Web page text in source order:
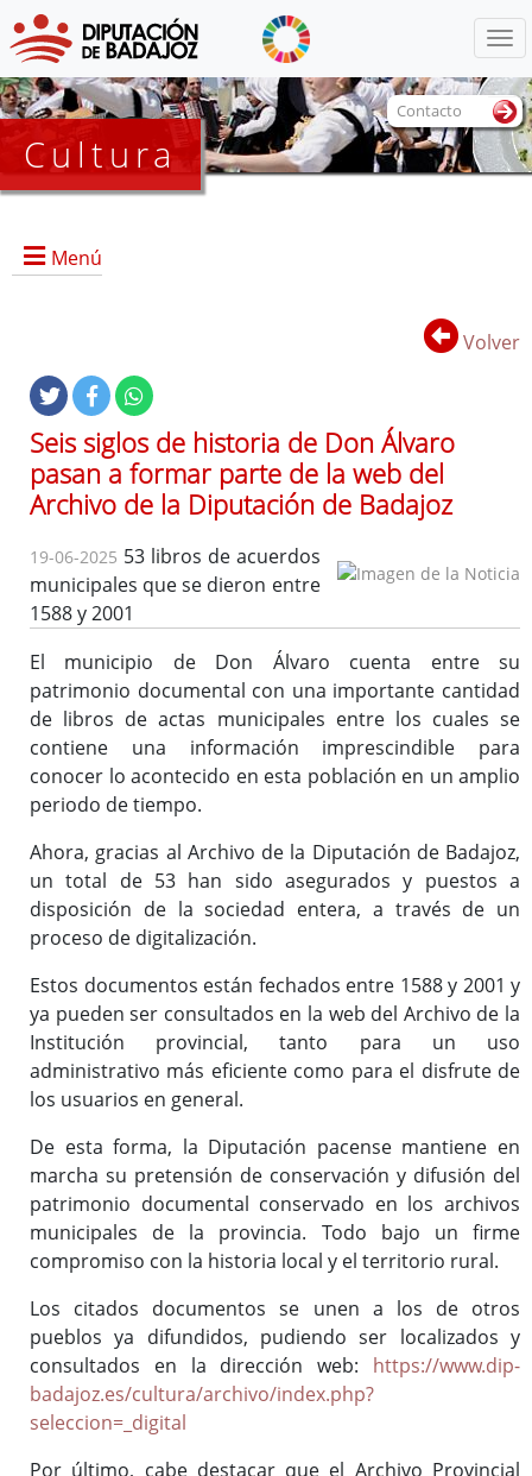
Cultura
Menú
Portada
Dirección, contacto, horario, funciones, local e instalaciones,
y servicios.
Reglamento y Procedimientos
Recursos
Enlaces de interés
Asistencia Técnica a Archivos Municipales
Documento del Mes
Exposiciones
Documentación y la Comunicación de la Uex
Visitas en grupo
Otras Actividades
Archivo de la Diputación Provincial de Badajoz (ISDIAH)
Guía del Archivo de la Diputación Provincial de Badajoz
(ISAD-G)
Fondos documentales
Cuadro de Clasificación
Gestión Documental
Biblioteca auxiliar
Publicaciones
Portal de Archivo
Biblioteca Auxiliar
Archivo digital
Volver
Seis siglos de historia de Don Álvaro
pasan a formar parte de la web del
Archivo de la Diputación de Badajoz
19-06-2025 53 libros de acuerdos
municipales que se dieron entre
1588 y 2001
El municipio de Don Álvaro cuenta entre su
patrimonio documental con una importante cantidad
de libros de actas municipales entre los cuales se
contiene una información imprescindible para
conocer lo acontecido en esta población en un amplio
periodo de tiempo.
Ahora, gracias al Archivo de la Diputación de Badajoz,
un total de 53 han sido asegurados y puestos a
disposición de la sociedad entera, a través de un
proceso de digitalización.
Estos documentos están fechados entre 1588 y 2001 y
ya pueden ser consultados en la web del Archivo de la
Institución provincial, tanto para un uso
administrativo más eficiente como para el disfrute de
los usuarios en general.
De esta forma, la Diputación pacense mantiene en
marcha su pretensión de conservación y difusión del
patrimonio documental conservado en los archivos
municipales de la provincia. Todo bajo un firme
compromiso con la historia local y el territorio rural.
Los citados documentos se unen a los de otros
pueblos ya difundidos, pudiendo ser localizados y
consultados en la dirección web: https://www.dip-
badajoz.es/cultura/archivo/index.php?
seleccion=_digital
Por último, cabe destacar que el Archivo Provincial
Contacto